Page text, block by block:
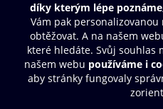
Další zábava
© O2 Czech Republic a.s.